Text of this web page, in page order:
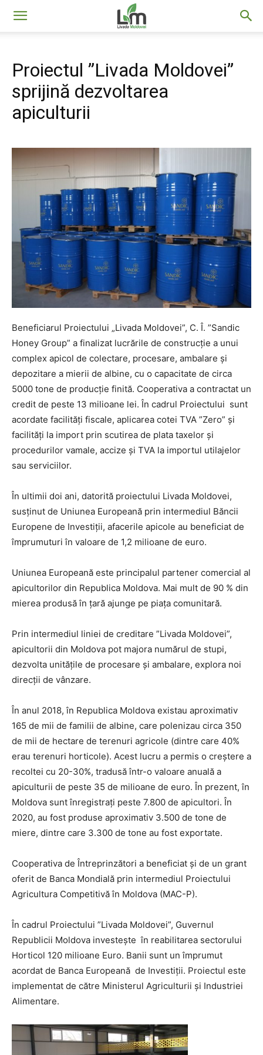
Livada
Moldovei
Proiectul ”Livada Moldovei”
sprijină dezvoltarea
apiculturii
Beneficiarul Proiectului „Livada Moldovei”, C. Î. ”Sandic
Honey Group” a finalizat lucrările de construcție a unui
complex apicol de colectare, procesare, ambalare și
depozitare a mierii de albine, cu o capacitate de circa
5000 tone de producție finită. Cooperativa a contractat un
credit de peste 13 milioane lei. În cadrul Proiectului sunt
acordate facilități fiscale, aplicarea cotei TVA ”Zero” și
facilități la import prin scutirea de plata taxelor și
procedurilor vamale, accize și TVA la importul utilajelor
sau serviciilor.
În ultimii doi ani, datorită proiectului Livada Moldovei,
susținut de Uniunea Europeană prin intermediul Băncii
Europene de Investiții, afacerile apicole au beneficiat de
împrumuturi în valoare de 1,2 milioane de euro.
Uniunea Europeană este principalul partener comercial al
apicultorilor din Republica Moldova. Mai mult de 90 % din
mierea produsă în țară ajunge pe piața comunitară.
Prin intermediul liniei de creditare ”Livada Moldovei”,
apicultorii din Moldova pot majora numărul de stupi,
dezvolta unitățile de procesare și ambalare, explora noi
direcții de vânzare.
În anul 2018, în Republica Moldova existau aproximativ
165 de mii de familii de albine, care polenizau circa 350
de mii de hectare de terenuri agricole (dintre care 40%
erau terenuri horticole). Acest lucru a permis o creștere a
recoltei cu 20-30%, tradusă într-o valoare anuală a
apiculturii de peste 35 de milioane de euro. În prezent, în
Moldova sunt înregistrați peste 7.800 de apicultori. În
2020, au fost produse aproximativ 3.500 de tone de
miere, dintre care 3.300 de tone au fost exportate.
Cooperativa de Întreprinzători a beneficiat și de un grant
oferit de Banca Mondială prin intermediul Proiectului
Agricultura Competitivă în Moldova (MAC-P).
În cadrul Proiectului ”Livada Moldovei”, Guvernul
Republicii Moldova investește în reabilitarea sectorului
Horticol 120 milioane Euro. Banii sunt un împrumut
acordat de Banca Europeană de Investiţii. Proiectul este
implementat de către Ministerul Agriculturii și Industriei
Alimentare.